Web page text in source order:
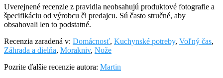
Uverejnené recenzie z pravidla neobsahujú produktové fotografie a
špecifikáciu od výrobcu či predajcu. Sú často stručné, aby
obsahovali len to podstatné.
Recenzia zaradená v: Domácnosť, Kuchynské potreby, Voľný čas,
Záhrada a dielňa, Morakniv, Nože
Pozrite ďalšie recenzie autora: Martin